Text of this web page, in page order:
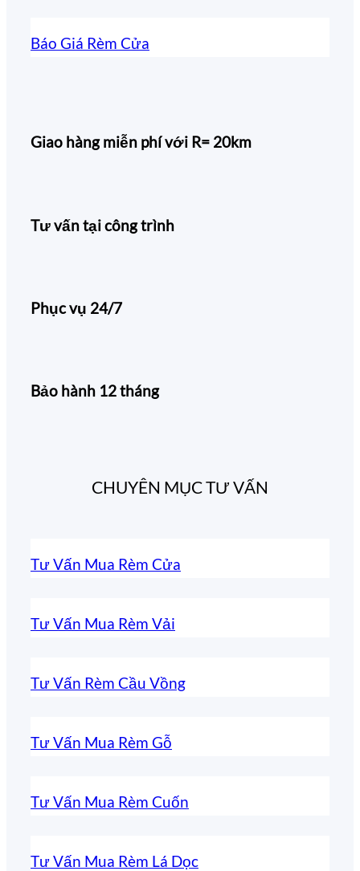
Báo Giá Rèm Cửa
Giao hàng miễn phí với R= 20km
Tư vấn tại công trình
Phục vụ 24/7
Bảo hành 12 tháng
CHUYÊN MỤC TƯ VẤN
Tư Vấn Mua Rèm Cửa
Tư Vấn Mua Rèm Vải
Tư Vấn Rèm Cầu Vồng
Tư Vấn Mua Rèm Gỗ
Tư Vấn Mua Rèm Cuốn
Tư Vấn Mua Rèm Lá Dọc